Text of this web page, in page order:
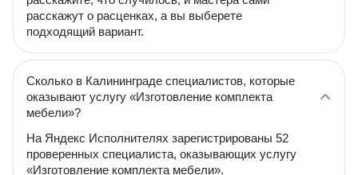
расскажут о расценках, а вы выберете
подходящий вариант.
Сколько в Калининграде специалистов, которые
оказывают услугу «Изготовление комплекта
мебели»?
На Яндекс Исполнителях зарегистрированы 52
проверенных специалиста, оказывающих услугу
«Изготовление комплекта мебели».